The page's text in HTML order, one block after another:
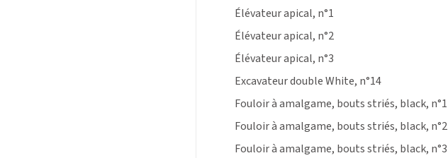
Élévateur apical, n°1
Élévateur apical, n°2
Élévateur apical, n°3
Excavateur double White, n°14
Fouloir à amalgame, bouts striés, black, n°1
Fouloir à amalgame, bouts striés, black, n°2
Fouloir à amalgame, bouts striés, black, n°3